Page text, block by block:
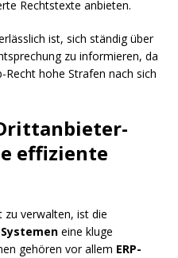
Rechtstexte anbieten.
ist, sich ständig über
zu informieren, da
hohe Strafen nach sich
effiziente
zu verwalten, ist die
eine kluge
gehören vor allem ERP-